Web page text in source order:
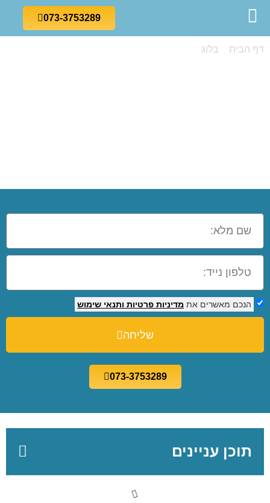
073-3753289
דף הבית בלוג
הנכם מאשרים את מדיניות פרטיות ותנאי שימוש
שליחה
073-3753289
תוכן עניינים